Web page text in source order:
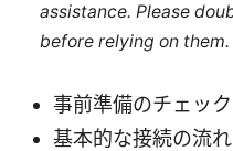
assistance. Please
before relying on them.
事前準備のチェッ
基本的な接続の流れ